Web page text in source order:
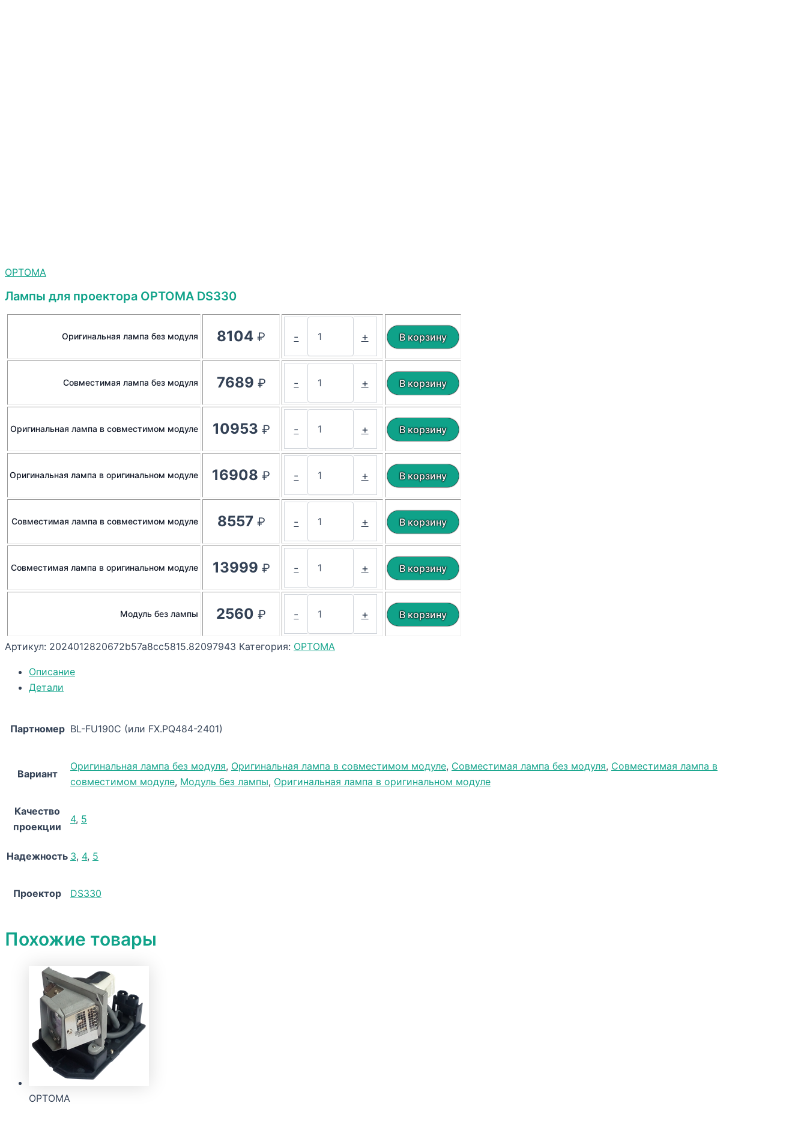
OPTOMA
Лампы для проектора OPTOMA DS330
Оригинальная лампа без модуля 8104 ₽ - +
Совместимая лампа без модуля 7689 ₽ - +
Оригинальная лампа в совместимом модуле 10953 ₽ - +
Оригинальная лампа в оригинальном модуле 16908 ₽ - +
Совместимая лампа в совместимом модуле 8557₽ - +
Совместимая лампа в оригинальном модуле 13999 ₽ - +
Модуль без лампы 2560 ₽ - +
Артикул: 2024012820672b57a8cc5815.82097943 Категория: OPTOMA
Описание
Детали
Партномер BL-FU190C (или FX.PQ484-2401)
Вариант
Оригинальная лампа без модуля, Оригинальная лампа в совместимом модуле, Совместимая лампа без модуля, Совместимая лампа в
совместимом модуле, Модуль без лампы, Оригинальная лампа в оригинальном модуле
Качество
проекции
4, 5
Надежность 3, 4, 5
Проектор DS330
Похожие товары
OPTOMA